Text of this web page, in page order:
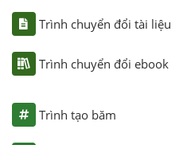
Trình chuyển đổi tài liệu
Trình chuyển đổi ebook
Trình tạo băm